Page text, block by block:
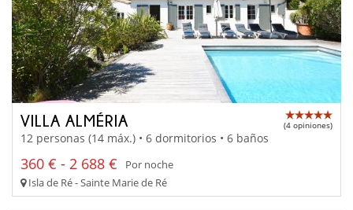
VILLA ALMÉRIA (4 opiniones)
12 personas (14 máx.) • 6 dormitorios • 6 baños
360 € - 2 688 €
Por noche
Isla de Ré - Sainte Marie de Ré